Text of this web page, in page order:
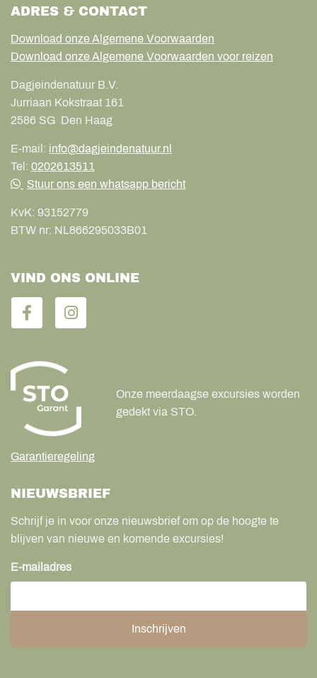
ADRES & CONTACT
Download onze Algemene Voorwaarden
Download onze Algemene Voorwaarden voor reizen
Dagjeindenatuur B.V.
Jurriaan Kokstraat 161
2586 SG Den Haag
E-mail: info@dagjeindenatuur.nl
Tel: 0202613511
Stuur ons een whatsapp bericht
KvK: 93152779
BTW nr: NL866295033B01
VIND ONS ONLINE
Garantieregeling
Onze meerdaagse excursies worden
gedekt via STO.
NIEUWSBRIEF
Schrijf je in voor onze nieuwsbrief om op de hoogte te
blijven van nieuwe en komende excursies!
E-mailadres